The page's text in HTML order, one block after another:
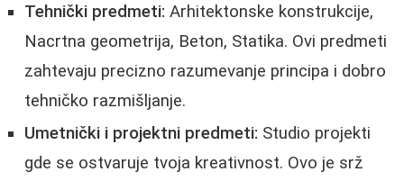
Tehnički predmeti: Arhitektonske konstrukcije,
Nacrtna geometrija, Beton, Statika. Ovi predmeti
zahtevaju precizno razumevanje principa i dobro
tehničko razmišljanje.
Umetnički i projektni predmeti: Studio projekti
gde se ostvaruje tvoja kreativnost. Ovo je srž